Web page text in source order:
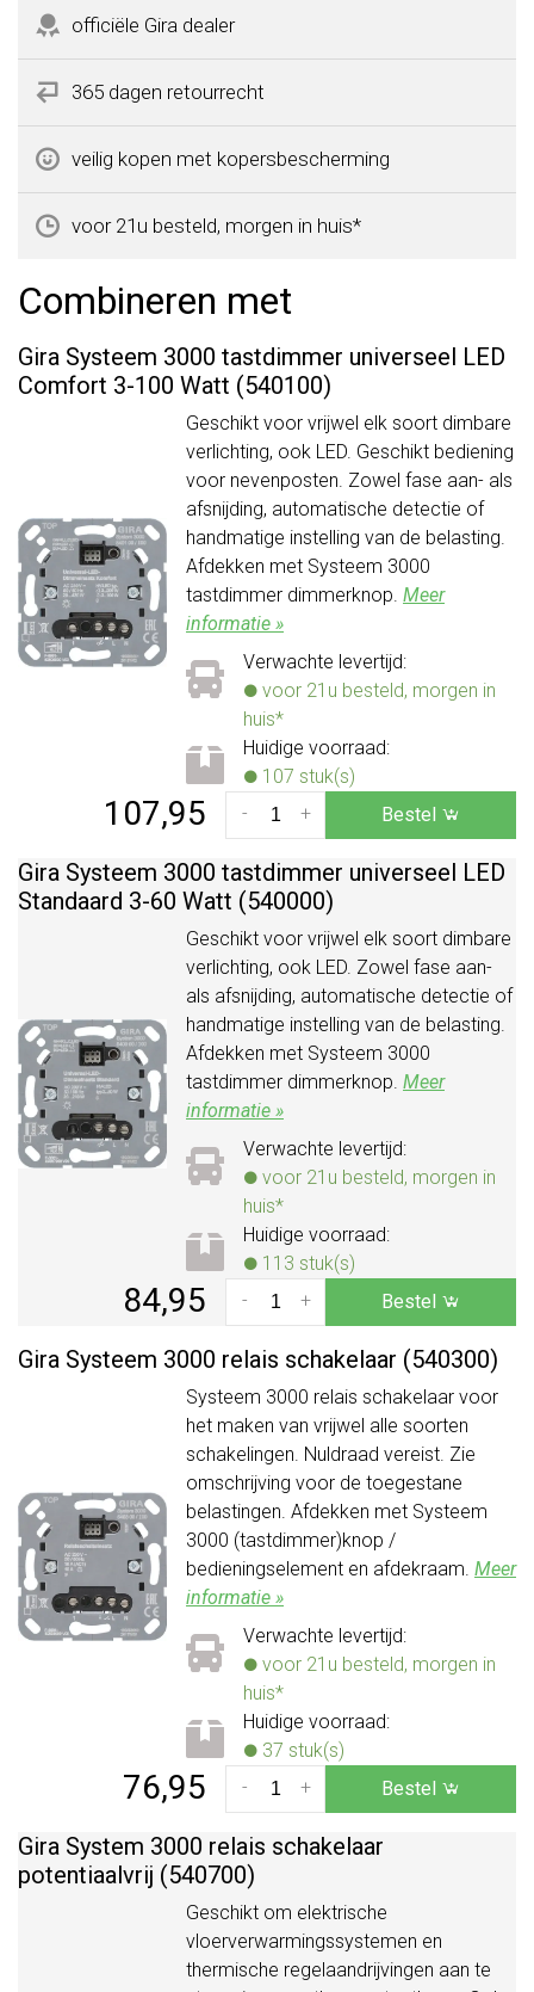
officiële Gira dealer
365 dagen retourrecht
veilig kopen met kopersbescherming
voor 21u besteld, morgen in huis*
Combineren met
Gira Systeem 3000 tastdimmer universeel LED
Comfort 3-100 Watt (540100)
Geschikt voor vrijwel elk soort dimbare
verlichting, ook LED. Geschikt bediening
voor nevenposten. Zowel fase aan- als
afsnijding, automatische detectie of
handmatige instelling van de belasting.
Afdekken met Systeem 3000
tastdimmer dimmerknop. Meer
informatie »
Verwachte levertijd:
voor 21u besteld, morgen in
huis*
Huidige voorraad:
107 stuk(s)
107,95 +
- Bestel
Gira Systeem 3000 tastdimmer universeel LED
Standaard 3-60 Watt (540000)
Geschikt voor vrijwel elk soort dimbare
verlichting, ook LED. Zowel fase aan-
als afsnijding, automatische detectie of
handmatige instelling van de belasting.
Afdekken met Systeem 3000
tastdimmer dimmerknop. Meer
informatie »
Verwachte levertijd:
voor 21u besteld, morgen in
huis*
Huidige voorraad:
113 stuk(s)
84,95 +
- Bestel
Gira Systeem 3000 relais schakelaar (540300)
Systeem 3000 relais schakelaar voor
het maken van vrijwel alle soorten
schakelingen. Nuldraad vereist. Zie
omschrijving voor de toegestane
belastingen. Afdekken met Systeem
3000 (tastdimmer)knop /
bedieningselement en afdekraam. Meer
informatie »
Verwachte levertijd:
voor 21u besteld, morgen in
huis*
Huidige voorraad:
37 stuk(s)
76,95 +
- Bestel
Gira System 3000 relais schakelaar
potentiaalvrij (540700)
Geschikt om elektrische
vloerverwarmingssystemen en
thermische regelaandrijvingen aan te